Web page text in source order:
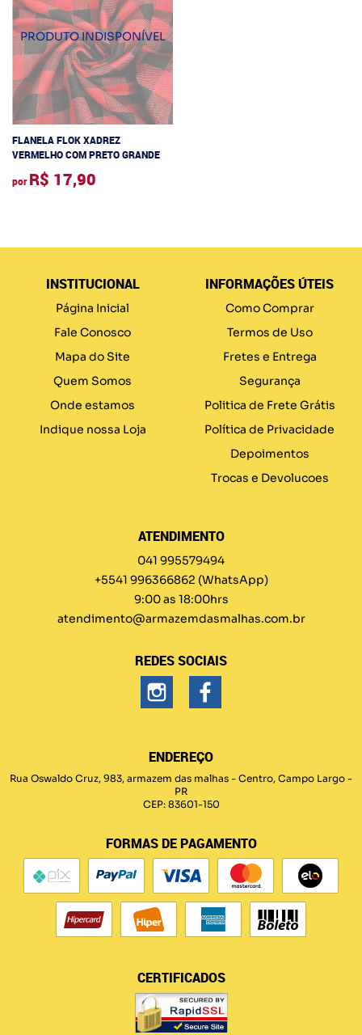
FLANELA FLOK XADREZ
VERMELHO COM PRETO GRANDE
por R$ 17,90
INSTITUCIONAL
Página Inicial
Fale Conosco
Mapa do Site
Quem Somos
Onde estamos
Indique nossa Loja
INFORMAÇÕES ÚTEIS
Como Comprar
Termos de Uso
Fretes e Entrega
Segurança
Politica de Frete Grátis
Política de Privacidade
Depoimentos
Trocas e Devolucoes
ATENDIMENTO
041 995579494
+5541 996366862 (WhatsApp)
9:00 as 18:00hrs
atendimento@armazemdasmalhas.com.br
REDES SOCIAIS
ENDEREÇO
Rua Oswaldo Cruz, 983, armazem das malhas - Centro, Campo Largo -
PR
CEP: 83601-150
FORMAS DE PAGAMENTO
CERTIFICADOS